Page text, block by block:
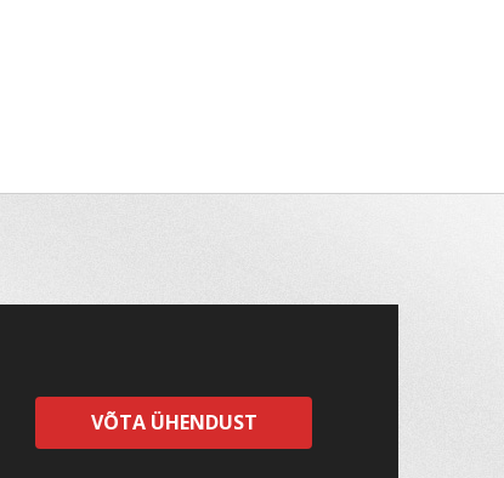
VÕTA ÜHENDUST